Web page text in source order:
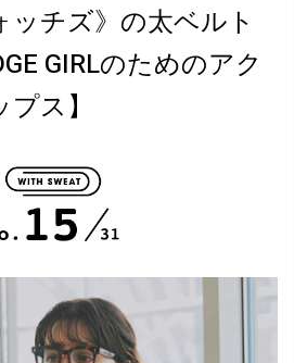
ッチズ》の太ベルト
GIRLのためのアク
ス】